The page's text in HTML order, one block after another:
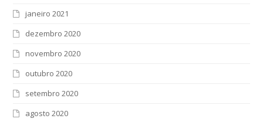
janeiro 2021
dezembro 2020
novembro 2020
outubro 2020
setembro 2020
agosto 2020